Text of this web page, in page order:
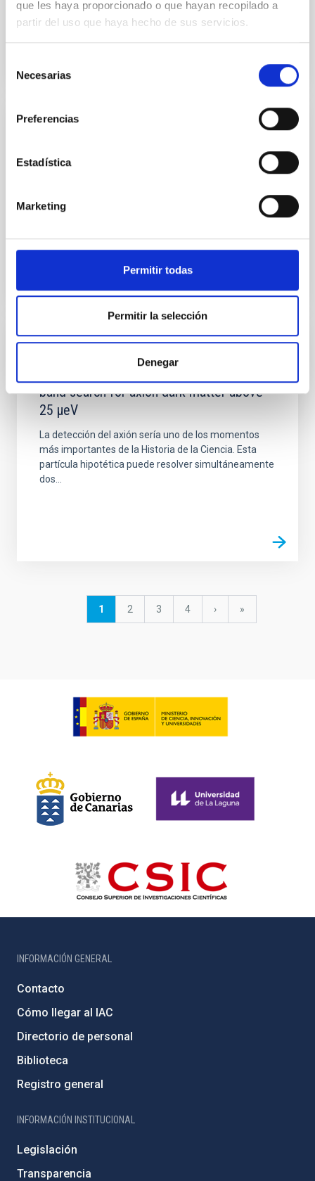
que les haya proporcionado o que hayan recopilado a
partir del uso que haya hecho de sus servicios.
Necesarias
Preferencias
Estadística
Marketing
Permitir todas
Permitir la selección
Denegar
Canarias (IAC), nuestro grupo de Comunicaciones...
Cuatro años con SONG
Hertzsprung SONG, el primero de la red
DALI(PoP). Pioneering the tunable broad
band search for axion dark matter above
25 μeV
La detección del axión sería uno de los momentos
más importantes de la Historia de la Ciencia. Esta
partícula hipotética puede resolver simultáneamente
dos...
Página
1 Página
2 Página
3 Página
4
Siguiente
›
última
»
INFORMACIÓN GENERAL
Contacto
Cómo llegar al IAC
Directorio de personal
Biblioteca
Registro general
INFORMACIÓN INSTITUCIONAL
Legislación
Transparencia